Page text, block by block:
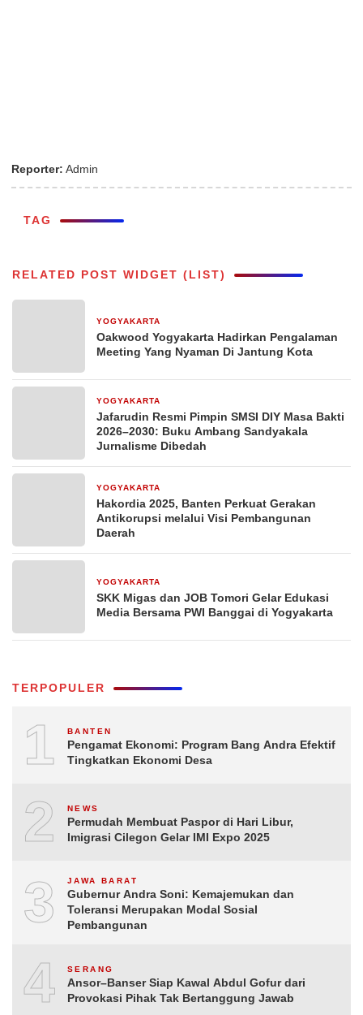
Reporter: Admin
TAG
RELATED POST WIDGET (LIST)
YOGYAKARTA
Oakwood Yogyakarta Hadirkan Pengalaman
Meeting Yang Nyaman Di Jantung Kota
YOGYAKARTA
Jafarudin Resmi Pimpin SMSI DIY Masa Bakti
2026–2030: Buku Ambang Sandyakala
Jurnalisme Dibedah
YOGYAKARTA
Hakordia 2025, Banten Perkuat Gerakan
Antikorupsi melalui Visi Pembangunan
Daerah
YOGYAKARTA
SKK Migas dan JOB Tomori Gelar Edukasi
Media Bersama PWI Banggai di Yogyakarta
TERPOPULER
1 BANTEN
Pengamat Ekonomi: Program Bang Andra Efektif
Tingkatkan Ekonomi Desa
2 NEWS
Permudah Membuat Paspor di Hari Libur,
Imigrasi Cilegon Gelar IMI Expo 2025
3 JAWA BARAT
Gubernur Andra Soni: Kemajemukan dan
Toleransi Merupakan Modal Sosial
Pembangunan
4 SERANG
Ansor–Banser Siap Kawal Abdul Gofur dari
Provokasi Pihak Tak Bertanggung Jawab